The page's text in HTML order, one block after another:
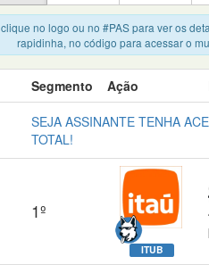
clique no logo ou no #PAS para ver os
rapidinha, no código para acessar o
Segmento Ação
SEJA ASSINANTE TENHA
TOTAL!
1º
ITUB